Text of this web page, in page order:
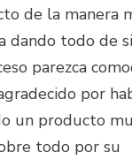
de la manera
dando todo de
parezca
por
un producto
todo por su